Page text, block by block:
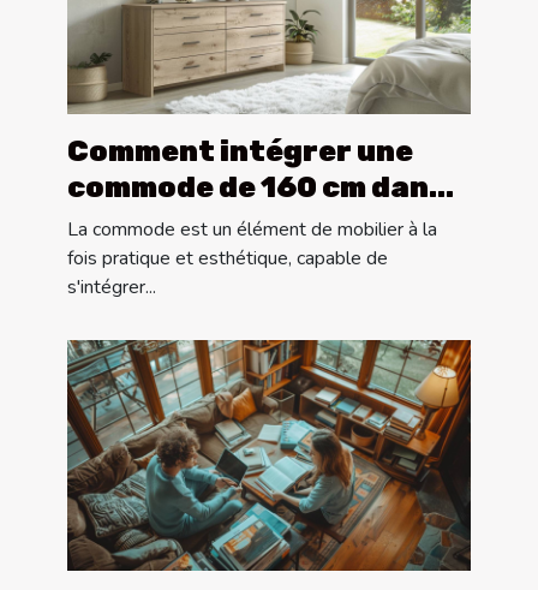
Comment intégrer une
commode de 160 cm dans
différents styles de
décoration
La commode est un élément de mobilier à la
fois pratique et esthétique, capable de
s'intégrer...